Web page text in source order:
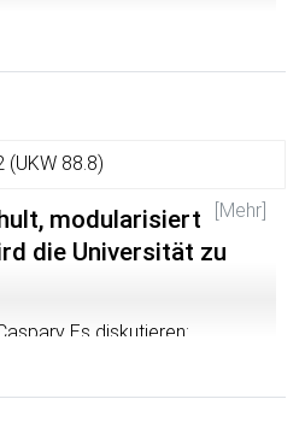
(UKW 88.8)
[Mehr]
modularisiert
die Universität zu
Es diskutieren:
des "Centrums
Lehrstuhl für Hochschul- und